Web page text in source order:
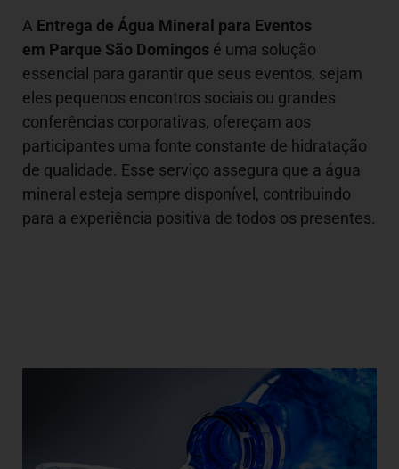
A Entrega de Água Mineral para Eventos
em Parque São Domingos é uma solução
essencial para garantir que seus eventos, sejam
eles pequenos encontros sociais ou grandes
conferências corporativas, ofereçam aos
participantes uma fonte constante de hidratação
de qualidade. Esse serviço assegura que a água
mineral esteja sempre disponível, contribuindo
para a experiência positiva de todos os presentes.